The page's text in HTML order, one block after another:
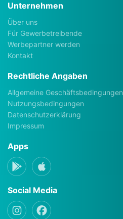
Unternehmen
Über uns
Für Gewerbetreibende
Werbepartner werden
Kontakt
Rechtliche Angaben
Allgemeine Geschäftsbedingungen
Nutzungsbedingungen
Datenschutzerklärung
Impressum
Apps
Social Media